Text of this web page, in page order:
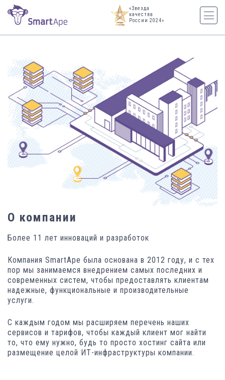
«Звезда
качества
России 2024»
О компании
Более 11 лет инноваций и разработок
Компания SmartApe была основана в 2012 году, и с тех
пор мы занимаемся внедрением самых последних и
современных систем, чтобы предоставлять клиентам
надежные, функциональные и производительные
услуги.
С каждым годом мы расширяем перечень наших
сервисов и тарифов, чтобы каждый клиент мог найти
то, что ему нужно, будь то просто хостинг сайта или
размещение целой ИТ-инфраструктуры компании.